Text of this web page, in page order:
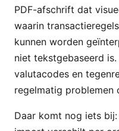
PDF-afschrift dat
waarin
kunnen worden
niet tekstgebaseerd
valutacodes en
regelmatig problemen
Daar komt nog iets